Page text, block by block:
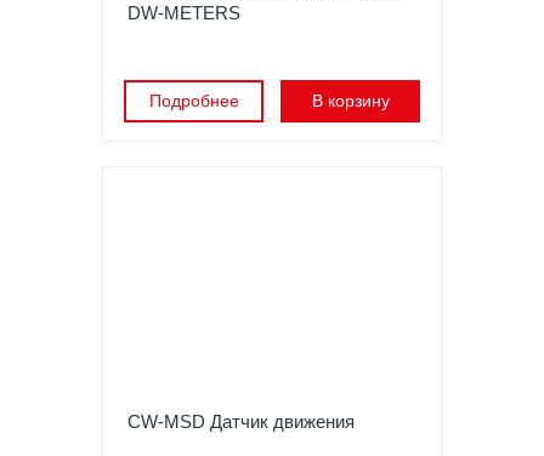
DW-METERS
Подробнее В корзину
CW-MSD Датчик движения